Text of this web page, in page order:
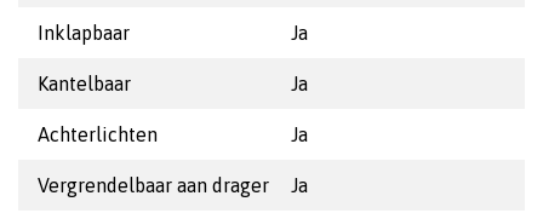
Inklapbaar Ja
Kantelbaar Ja
Achterlichten Ja
Vergrendelbaar aan drager Ja